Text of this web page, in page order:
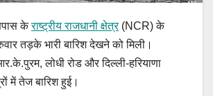
केराष्ट्रीय राजधानी क्षेत्र(NCR) के
तड़के भारी बारिश देखने को मिली।
लोधी रोड और दिल्ली-हरियाणा
में तेज बारिश हुई।